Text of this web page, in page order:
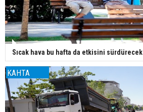
Sıcak hava bu hafta da etkisini sürdürecek
KAHTA